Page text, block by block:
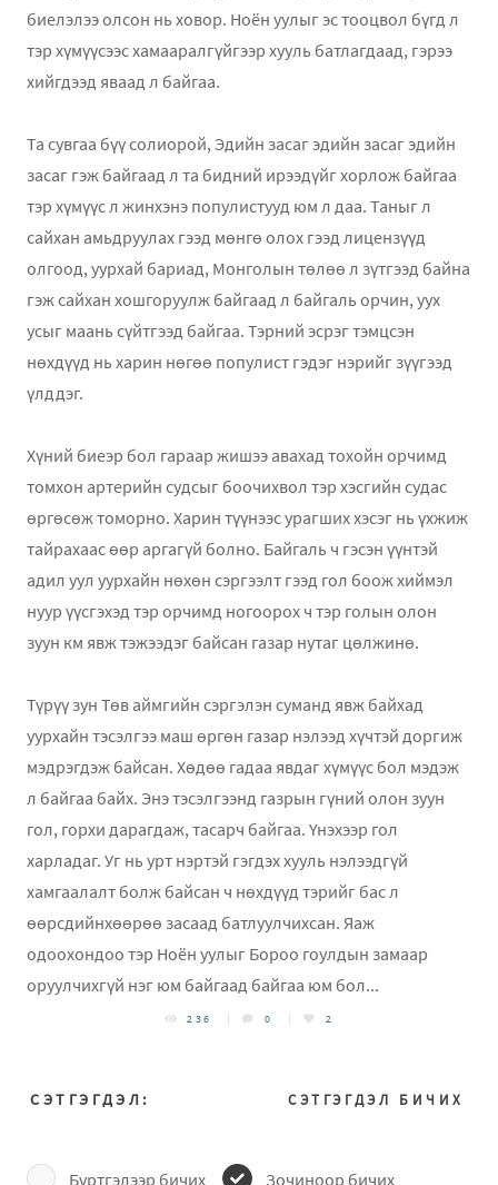
биелэлээ олсон нь ховор. Ноён уулыг эс тооцвол бүгд л
тэр хүмүүсээс хамааралгүйгээр хууль батлагдаад, гэрээ
хийгдээд яваад л байгаа.
Та сувгаа бүү солиорой, Эдийн засаг эдийн засаг эдийн
засаг гэж байгаад л та бидний ирээдүйг хорлож байгаа
тэр хүмүүс л жинхэнэ популистууд юм л даа. Таныг л
сайхан амьдруулах гээд мөнгө олох гээд лицензүүд
олгоод, уурхай бариад, Монголын төлөө л зүтгээд байна
гэж сайхан хошгоруулж байгаад л байгаль орчин, уух
усыг маань сүйтгээд байгаа. Тэрний эсрэг тэмцсэн
нөхдүүд нь харин нөгөө популист гэдэг нэрийг зүүгээд
үлддэг.
Хүний биеэр бол гараар жишээ авахад тохойн орчимд
томхон артерийн судсыг боочихвол тэр хэсгийн судас
өргөсөж томорно. Харин түүнээс урагших хэсэг нь үхжиж
тайрахаас өөр аргагүй болно. Байгаль ч гэсэн үүнтэй
адил уул уурхайн нөхөн сэргээлт гээд гол боож хиймэл
нуур үүсгэхэд тэр орчимд ногоорох ч тэр голын олон
зуун км явж тэжээдэг байсан газар нутаг цөлжинө.
Түрүү зун Төв аймгийн сэргэлэн суманд явж байхад
уурхайн тэсэлгээ маш өргөн газар нэлээд хүчтэй доргиж
мэдрэгдэж байсан. Хөдөө гадаа явдаг хүмүүс бол мэдэж
л байгаа байх. Энэ тэсэлгээнд газрын гүний олон зуун
гол, горхи дарагдаж, тасарч байгаа. Үнэхээр гол
харладаг. Уг нь урт нэртэй гэгдэх хууль нэлээдгүй
хамгаалалт болж байсан ч нөхдүүд тэрийг бас л
өөрсдийнхөөрөө засаад батлуулчихсан. Яаж
одоохондоо тэр Ноён уулыг Бороо гоулдын замаар
оруулчихгүй нэг юм байгаад байгаа юм бол...
236 0 2
СЭТГЭГДЭЛ БИЧИХ
СЭТГЭГДЭЛ:
Бүртгэлээр бичих Зочиноор бичих